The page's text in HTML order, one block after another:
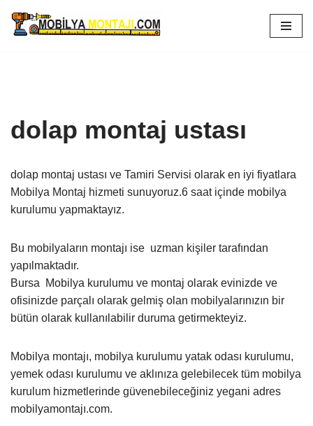
İçeriğe
dolap montaj ustası
dolap montaj ustası ve Tamiri Servisi olarak en iyi fiyatlara
Mobilya Montaj hizmeti sunuyoruz.6 saat içinde mobilya
kurulumu yapmaktayız.
Bu mobilyaların montajı ise uzman kişiler tarafından
yapılmaktadır.
Bursa Mobilya kurulumu ve montaj olarak evinizde ve
ofisinizde parçalı olarak gelmiş olan mobilyalarınızın bir
bütün olarak kullanılabilir duruma getirmekteyiz.
Mobilya montajı, mobilya kurulumu yatak odası kurulumu,
yemek odası kurulumu ve aklınıza gelebilecek tüm mobilya
kurulum hizmetlerinde güvenebileceğiniz yegani adres
mobilyamontajı.com.